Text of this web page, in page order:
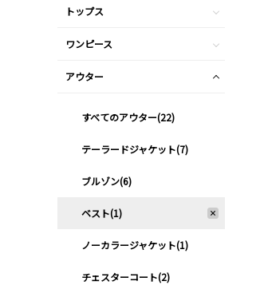
トップス
ワンピース
アウター
すべてのアウター(22)
テーラードジャケット(7)
ブルゾン(6)
ベスト(1)
ノーカラージャケット(1)
チェスターコート(2)